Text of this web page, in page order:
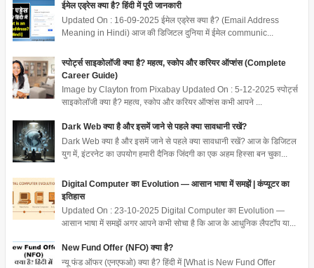
ईमेल एड्रेस क्या है? हिंदी में पूरी जानकारी
Updated On : 16-09-2025 ईमेल एड्रेस क्या है? (Email Address
Meaning in Hindi) आज की डिजिटल दुनिया में ईमेल communic...
स्पोर्ट्स साइकोलॉजी क्या है? महत्व, स्कोप और करियर ऑप्शंस (Complete
Career Guide)
Image by Clayton from Pixabay Updated On : 5-12-2025 स्पोर्ट्स
साइकोलॉजी क्या है? महत्व, स्कोप और करियर ऑप्शंस कभी आपने ...
Dark Web क्या है और इसमें जाने से पहले क्या सावधानी रखें?
Dark Web क्या है और इसमें जाने से पहले क्या सावधानी रखें? आज के डिजिटल
युग में, इंटरनेट का उपयोग हमारी दैनिक जिंदगी का एक अहम हिस्सा बन चुका...
Digital Computer का Evolution — आसान भाषा में समझें | कंप्यूटर का
इतिहास
Updated On : 23-10-2025 Digital Computer का Evolution —
आसान भाषा में समझें अगर आपने कभी सोचा है कि आज के आधुनिक लैपटॉप या...
New Fund Offer (NFO) क्या है?
न्यू फंड ऑफर (एनएफओ) क्या है? हिंदी में [What is New Fund Offer